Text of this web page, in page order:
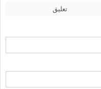
تعليق